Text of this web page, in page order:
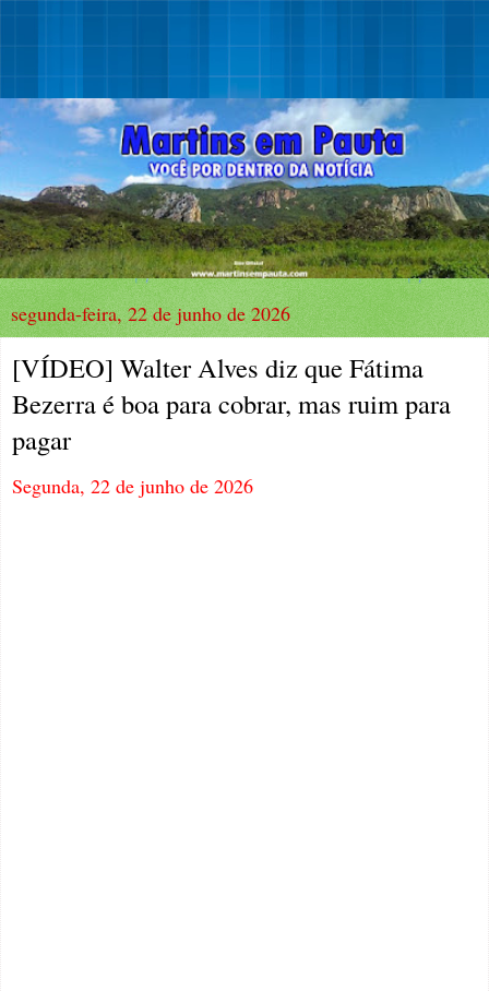
segunda-feira, 22 de junho de 2026
[VÍDEO] Walter Alves diz que Fátima
Bezerra é boa para cobrar, mas ruim para
pagar
Segunda, 22 de junho de 2026